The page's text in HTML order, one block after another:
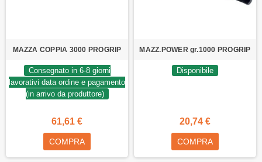
MAZZA COPPIA 3000 PROGRIP
Consegnato in 6-8 giorni
lavorativi data ordine e pagamento
(in arrivo da produttore)
61,61 €
COMPRA
MAZZ.POWER gr.1000 PROGRIP
Disponibile
20,74 €
COMPRA